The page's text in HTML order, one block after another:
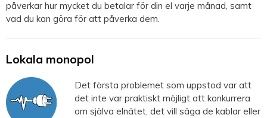
påverkar hur mycket du betalar för din el varje månad, samt
vad du kan göra för att påverka dem.
Lokala monopol
Det första problemet som uppstod var att
det inte var praktiskt möjligt att konkurrera
om själva elnätet, det vill säga de kablar eller